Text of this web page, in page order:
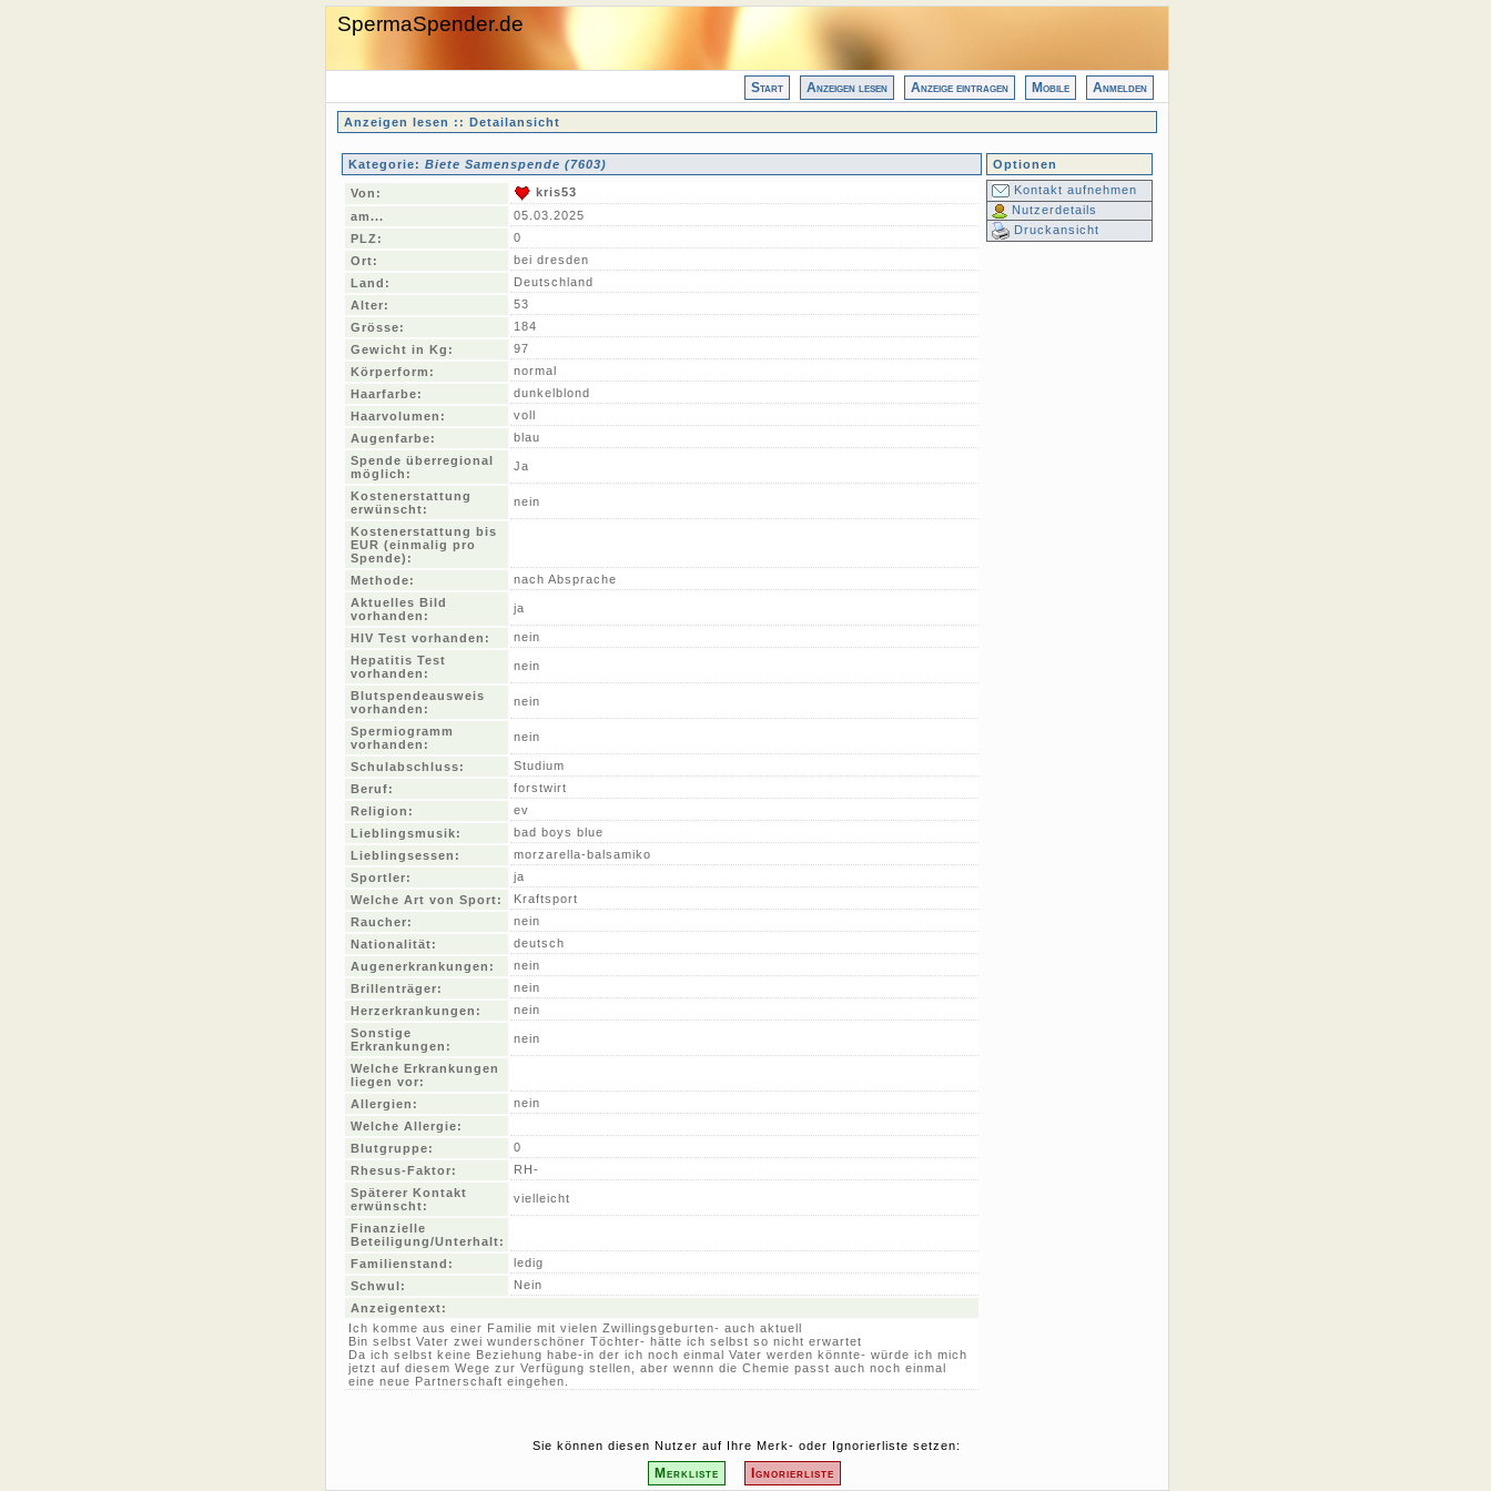
SpermaSpender.de
Start Anzeigen lesen Anzeige eintragen Mobile Anmelden
Anzeigen lesen :: Detailansicht
Kategorie: Biete Samenspende (7603) Optionen
Von:
kris53
am...
05.03.2025
PLZ:
0
Ort:
bei dresden
Land:
Deutschland
Alter:
53
Grösse:
184
Gewicht in Kg:
97
Körperform:
normal
Haarfarbe:
dunkelblond
Haarvolumen:
voll
Augenfarbe:
blau
Spende überregional
möglich:
Ja
Kostenerstattung
erwünscht:
nein
Kostenerstattung bis
EUR (einmalig pro
Spende):
Methode:
nach Absprache
Aktuelles Bild
vorhanden:
ja
HIV Test vorhanden:
nein
Hepatitis Test
vorhanden:
nein
Blutspendeausweis
vorhanden:
nein
Spermiogramm
vorhanden:
nein
Schulabschluss:
Studium
Beruf:
forstwirt
Religion:
ev
Lieblingsmusik:
bad boys blue
Lieblingsessen:
morzarella-balsamiko
Sportler:
ja
Welche Art von Sport:
Kraftsport
Raucher:
nein
Nationalität:
deutsch
Augenerkrankungen:
nein
Brillenträger:
nein
Herzerkrankungen:
nein
Sonstige
Erkrankungen:
nein
Welche Erkrankungen
liegen vor:
Allergien:
nein
Welche Allergie:
Blutgruppe:
0
Rhesus-Faktor:
RH-
Späterer Kontakt
erwünscht:
vielleicht
Finanzielle
Beteiligung/Unterhalt:
Familienstand:
ledig
Schwul:
Nein
Anzeigentext:
Ich komme aus einer Familie mit vielen Zwillingsgeburten- auch aktuell
Bin selbst Vater zwei wunderschöner Töchter- hätte ich selbst so nicht erwartet
Da ich selbst keine Beziehung habe-in der ich noch einmal Vater werden könnte- würde ich mich
jetzt auf diesem Wege zur Verfügung stellen, aber wennn die Chemie passt auch noch einmal
eine neue Partnerschaft eingehen.
Kontakt aufnehmen
Nutzerdetails
Druckansicht
Sie können diesen Nutzer auf Ihre Merk- oder Ignorierliste setzen:
Merkliste Ignorierliste